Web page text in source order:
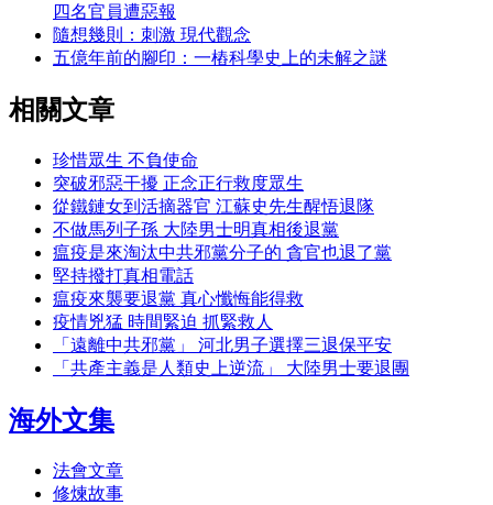
四名官員遭惡報
隨想幾則：刺激 現代觀念
五億年前的腳印：一樁科學史上的未解之謎
相關文章
珍惜眾生 不負使命
突破邪惡干擾 正念正行救度眾生
從鐵鏈女到活摘器官 江蘇史先生醒悟退隊
不做馬列子孫 大陸男士明真相後退黨
瘟疫是來淘汰中共邪黨分子的 貪官也退了黨
堅持撥打真相電話
瘟疫來襲要退黨 真心懺悔能得救
疫情兇猛 時間緊迫 抓緊救人
「遠離中共邪黨」 河北男子選擇三退保平安
「共產主義是人類史上逆流」 大陸男士要退團
海外文集
法會文章
修煉故事